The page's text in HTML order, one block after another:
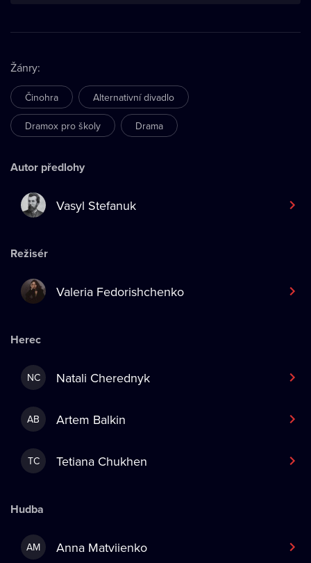
Žánry:
Činohra Alternativní divadlo
Dramox pro školy Drama
Autor předlohy
Vasyl Stefanuk
Režisér
Valeria Fedorishchenko
Herec
NC Natali Cherednyk
AB Artem Balkin
TC Tetiana Chukhen
Hudba
AM Anna Matviienko